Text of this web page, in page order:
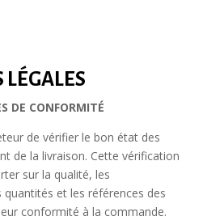
DE CONFORMITÉ
de vérifier le bon état des
de la livraison. Cette vérification
sur la qualité, les
quantités et les références des
conformité à la commande.